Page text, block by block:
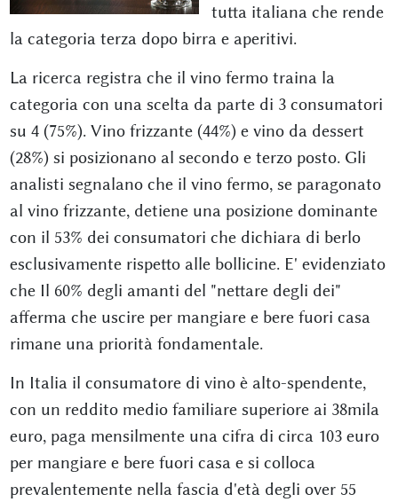
tutta italiana che rende
la categoria terza dopo birra e aperitivi.
La ricerca registra che il vino fermo traina la
categoria con una scelta da parte di 3 consumatori
su 4 (75%). Vino frizzante (44%) e vino da dessert
(28%) si posizionano al secondo e terzo posto. Gli
analisti segnalano che il vino fermo, se paragonato
al vino frizzante, detiene una posizione dominante
con il 53% dei consumatori che dichiara di berlo
esclusivamente rispetto alle bollicine. E' evidenziato
che Il 60% degli amanti del "nettare degli dei"
afferma che uscire per mangiare e bere fuori casa
rimane una priorità fondamentale.
In Italia il consumatore di vino è alto-spendente,
con un reddito medio familiare superiore ai 38mila
euro, paga mensilmente una cifra di circa 103 euro
per mangiare e bere fuori casa e si colloca
prevalentemente nella fascia d'età degli over 55